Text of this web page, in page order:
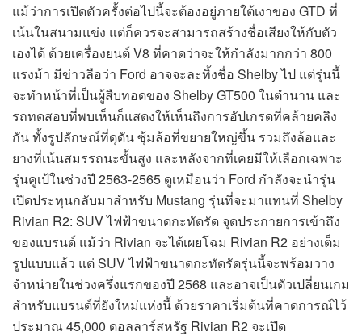
แม้ว่าการเปิดตัวครั้งต่อไปนี้จะต้องอยู่ภายใต้เงาของ GTD ที่
เน้นในสนามแข่ง แต่ก็ควรจะสามารถสร้างชื่อเสียงให้กับตัว
เองได้ ด้วยเครื่องยนต์ V8 ที่คาดว่าจะให้กำลังมากกว่า 800
แรงม้า มีข่าวลือว่า Ford อาจจะละทิ้งชื่อ Shelby ไป แต่รุ่นนี้
จะทำหน้าที่เป็นผู้สืบทอดของ Shelby GT500 ในตำนาน และ
รถทดสอบที่พบเห็นก็แสดงให้เห็นถึงการอัปเกรดที่คล้ายคลึง
กัน ทั้งรูปลักษณ์ที่ดุดัน ซุ้มล้อที่ขยายใหญ่ขึ้น รวมถึงล้อและ
ยางที่เน้นสมรรถนะขั้นสูง และหลังจากที่เคยมีให้เลือกเฉพาะ
รุ่นคูเป้ในช่วงปี 2563-2565 ดูเหมือนว่า Ford กำลังจะนำรุ่น
เปิดประทุนกลับมาสำหรับ Mustang รุ่นที่จะมาแทนที่ Shelby
Rivian R2: SUV ไฟฟ้าขนาดกะทัดรัด จุดประกายการเข้าถึง
ของแบรนด์ แม้ว่า Rivian จะได้เผยโฉม Rivian R2 อย่างเต็ม
รูปแบบแล้ว แต่ SUV ไฟฟ้าขนาดกะทัดรัดรุ่นนี้จะพร้อมวาง
จำหน่ายในช่วงครึ่งแรกของปี 2568 และอาจเป็นตัวเปลี่ยนเกม
สำหรับแบรนด์ที่ยังใหม่แห่งนี้ ด้วยราคาเริ่มต้นที่คาดการณ์ไว้
ประมาณ 45,000 ดอลลาร์สหรัฐ Rivian R2 จะเปิด